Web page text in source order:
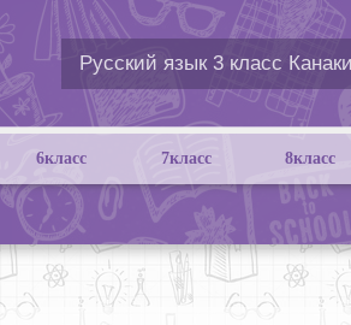
6класс 7класс 8класс